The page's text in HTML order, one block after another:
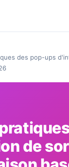
des pop-ups
de